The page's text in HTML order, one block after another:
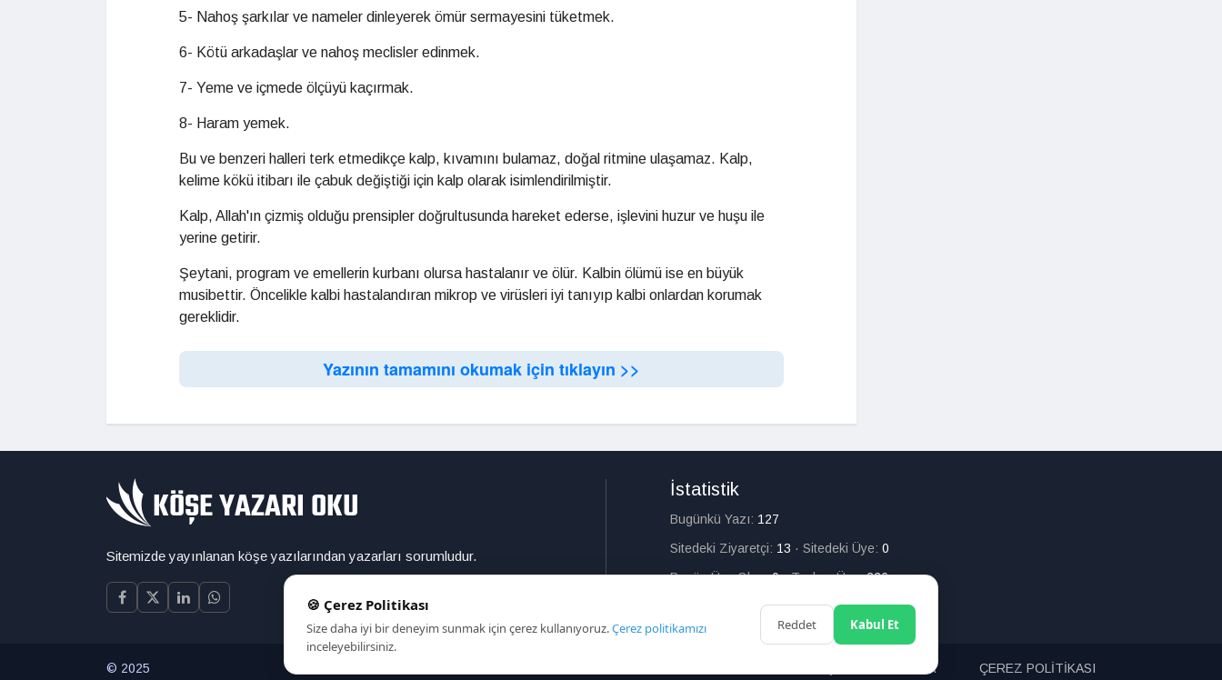
5- Nahoş şarkılar ve nameler dinleyerek ömür sermayesini tüketmek.
6- Kötü arkadaşlar ve nahoş meclisler edinmek.
7- Yeme ve içmede ölçüyü kaçırmak.
8- Haram yemek.
Bu ve benzeri halleri terk etmedikçe kalp, kıvamını bulamaz, doğal ritmine ulaşamaz. Kalp,
kelime kökü itibarı ile çabuk değiştiği için kalp olarak isimlendirilmiştir.
Kalp, Allah'ın çizmiş olduğu prensipler doğrultusunda hareket ederse, işlevini huzur ve huşu ile
yerine getirir.
Şeytani, program ve emellerin kurbanı olursa hastalanır ve ölür. Kalbin ölümü ise en büyük
musibettir. Öncelikle kalbi hastalandıran mikrop ve virüsleri iyi tanıyıp kalbi onlardan korumak
gereklidir.
Yazının tamamını okumak için tıklayın >>
Sitemizde yayınlanan köşe yazılarından yazarları sorumludur.
İstatistik
Bugünkü Yazı: 127
Sitedeki Ziyaretçi: 13 · Sitedeki Üye: 0
Bugün Üye Olan:0·Toplam Üye:226
© 2025 ARAMA ÇEREZ POLİTİKASI
🍪 Çerez Politikası
Size daha iyi bir deneyim sunmak için çerez kullanıyoruz.Çerez politikamızı
inceleyebilirsiniz.
Reddet Kabul Et